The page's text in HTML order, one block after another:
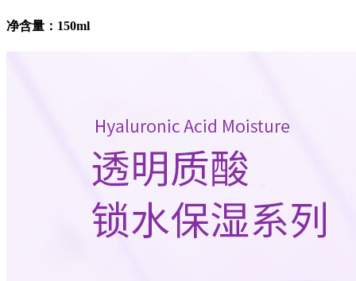
净含量：150ml